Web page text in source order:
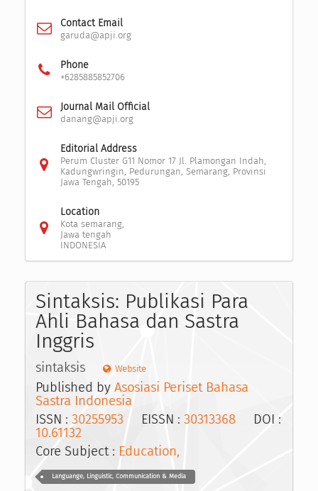
Contact Email
garuda@apji.org
Phone
+6285885852706
Journal Mail Official
danang@apji.org
Editorial Address
Perum Cluster G11 Nomor 17 Jl. Plamongan Indah,
Kadungwringin, Pedurungan, Semarang, Provinsi
Jawa Tengah, 50195
Location
Kota semarang,
Jawa tengah
INDONESIA
Sintaksis: Publikasi Para
Ahli Bahasa dan Sastra
Inggris
sintaksis Website
Published by Asosiasi Periset Bahasa
Sastra Indonesia
ISSN : 30255953 EISSN : 30313368 DOI :
10.61132
Core Subject : Education,
Languange, Linguistic, Communication & Media